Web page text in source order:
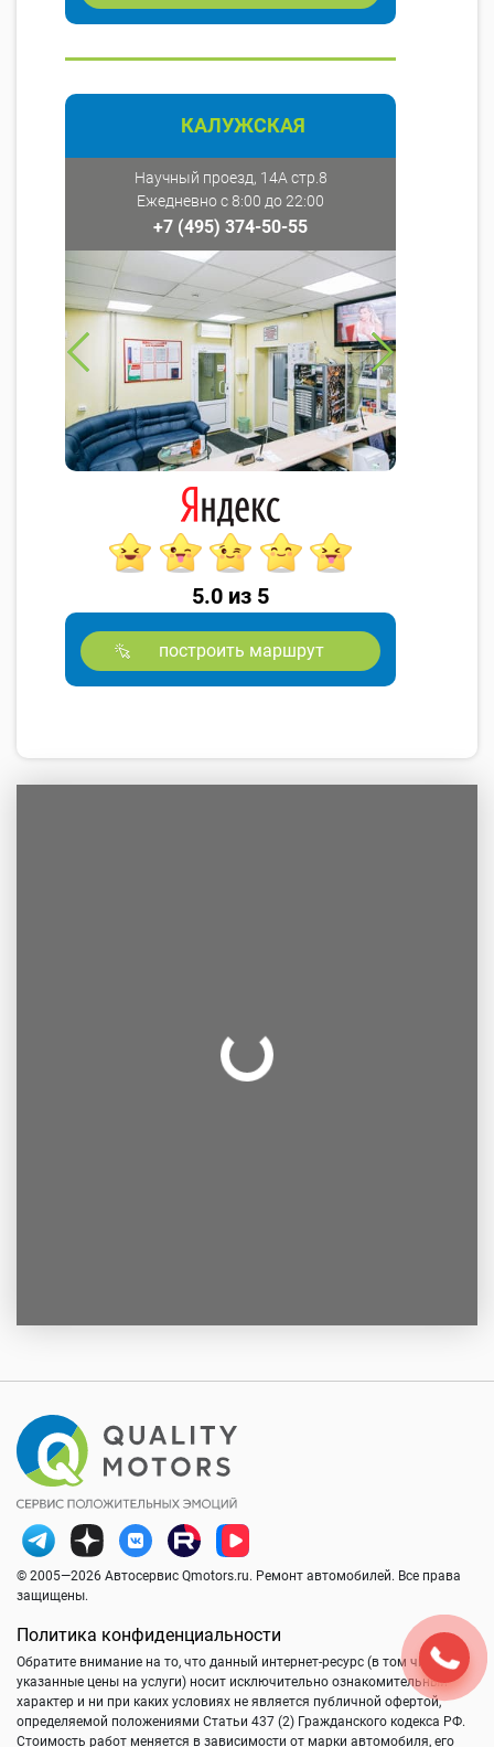
КАЛУЖСКАЯ
Научный проезд, 14А стр.8
Ежедневно с 8:00 до 22:00
+7 (495) 374-50-55
5.0 из 5
построить маршрут
© 2005—2026 Автосервис Qmotors.ru. Ремонт автомобилей. Все права
защищены.
Политика конфиденциальности
Обратите внимание на то, что данный интернет-ресурс (в том числе
указанные цены на услуги) носит исключительно ознакомительный
характер и ни при каких условиях не является публичной офертой,
определяемой положениями Статьи 437 (2) Гражданского кодекса РФ.
Стоимость работ меняется в зависимости от марки автомобиля, его